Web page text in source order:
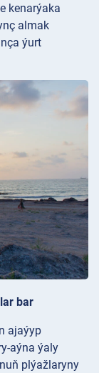
kenarýaka
almak
ýurt
bar
ajaýyp
aýna ýaly
plýažlaryny